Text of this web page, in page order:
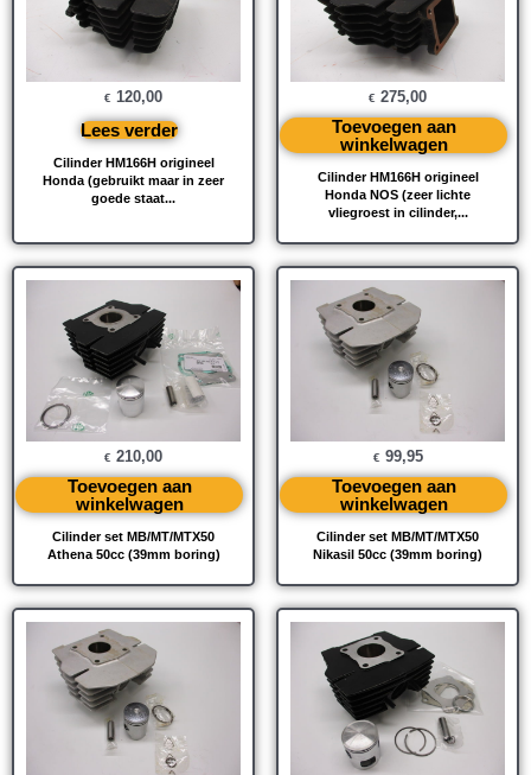
Cilinder HM166H origineel
Honda (gebruikt maar in zeer
goede staat...
€ 120,00
Lees verder
Cilinder HM166H origineel
Honda NOS (zeer lichte
vliegroest in cilinder,...
€ 275,00
Toevoegen aan
winkelwagen
Cilinder set MB/MT/MTX50
Athena 50cc (39mm boring)
€ 210,00
Toevoegen aan
winkelwagen
Cilinder set MB/MT/MTX50
Nikasil 50cc (39mm boring)
€ 99,95
Toevoegen aan
winkelwagen